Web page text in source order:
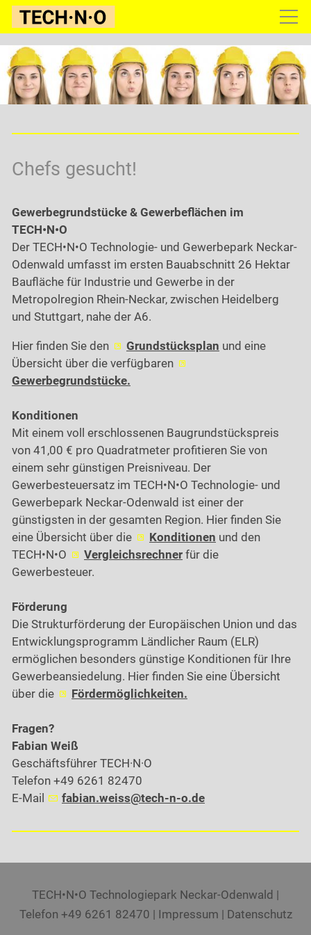
Gewerbepark
Konditionen
Chefs gesucht!
Gewerbegrundstücke & Gewerbeflächen im
TECH•N•O
Der TECH•N•O Technologie- und Gewerbepark Neckar-
Odenwald umfasst im ersten Bauabschnitt 26 Hektar
Baufläche für Industrie und Gewerbe in der
Metropolregion Rhein-Neckar, zwischen Heidelberg
und Stuttgart, nahe der A6.
Hier finden Sie den Grundstücksplan und eine
Übersicht über die verfügbaren
Gewerbegrundstücke.
Konditionen
Mit einem voll erschlossenen Baugrundstückspreis
von 41,00 € pro Quadratmeter profitieren Sie von
einem sehr günstigen Preisniveau. Der
Gewerbesteuersatz im TECH•N•O Technologie- und
Gewerbepark Neckar-Odenwald ist einer der
günstigsten in der gesamten Region. Hier finden Sie
eine Übersicht über die
Konditionen und den
TECH•N•O
Vergleichsrechner für die
Gewerbesteuer.
Förderung
Die Strukturförderung der Europäischen Union und das
Entwicklungsprogramm Ländlicher Raum (ELR)
ermöglichen besonders günstige Konditionen für Ihre
Gewerbeansiedelung. Hier finden Sie eine Übersicht
über die
Fördermöglichkeiten.
Fragen?
Fabian Weiß
Geschäftsführer TECH·N·O
Telefon +49 6261 82470
E-Mail
f b n w ss t ch-n- d
TECH•N•O Technologiepark Neckar-Odenwald |
Telefon +49 6261 82470 | Impressum | Datenschutz